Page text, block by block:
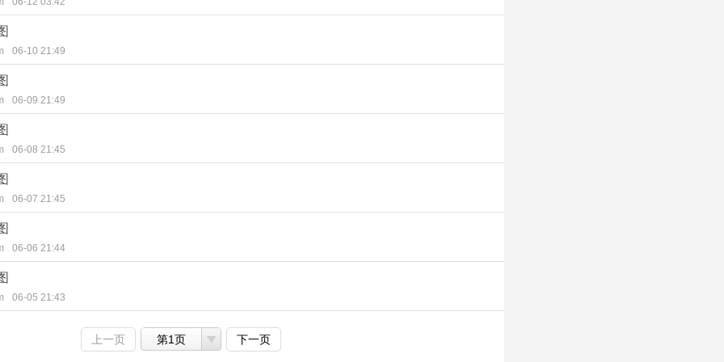
06-10 21:49
06-09 21:49
06-08 21:45
06-07 21:45
06-06 21:44
06-05 21:43
上一页 第1页 下一页